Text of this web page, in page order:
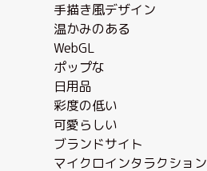
手描き風デザイン
温かみのある
WebGL
ポップな
日用品
彩度の低い
可愛らしい
ブランドサイト
マイクロインタラクション